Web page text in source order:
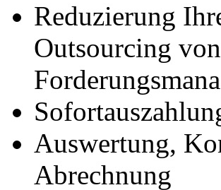
Reduzierung
Outsourcing
Auswertung,
Abrechnung